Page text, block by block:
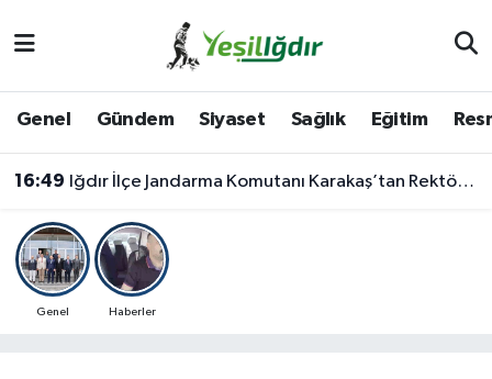
Genel Gündem Siyaset Sağlık Eğitim
16:49 Iğdır İlçe Jandarma Komutanı Karakaş’tan Rektör Gürel’e Ziyaret
Genel Haberler
İğdir Namaz Vakitleri
Iğdır Trafik Yoğunluk Haritası
Süper Lig Puan Durumu ve Fikstür